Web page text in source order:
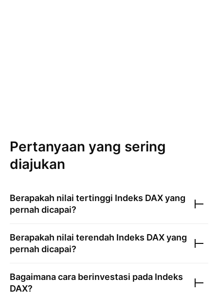
Pertanyaan yang sering
diajukan
Berapakah nilai tertinggi Indeks DAXyang
pernah dicapai?
Berapakah nilai terendah Indeks DAXyang
pernah dicapai?
Bagaimana cara berinvestasi pada Indeks
DAX?